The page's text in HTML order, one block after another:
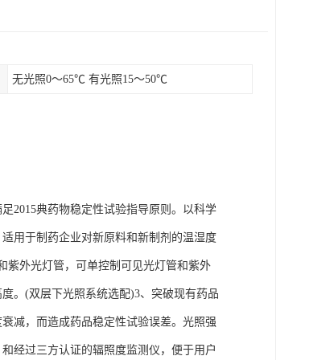
无光照0～65℃ 有光照15～50℃
2015典药物稳定性试验指导原则。以科学
用于制药企业对新原料和新制剂的温湿度
紫外光灯管，可单控制可见光灯管和紫外
。(双层下光照系统选配)3、突破现有药品
减，而造成药品稳定性试验误差。光照强
经过三方认证的辐照度监测仪，便于用户